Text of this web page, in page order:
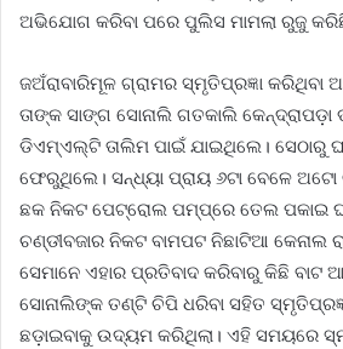
ଅଭିଯୋଗ କରିବା ପରେ ପୁଲିସ ମାମଲା ରୁଜୁ
ଜଅଁରାବାରିମୂଳ ଗ୍ରାମର ସ୍ମୃତିପ୍ରଜ୍ଞା କରିଥିବା
ତାଙ୍କ ସାଙ୍ଗ ସୋନାଲି ଗତକାଲି କେନ୍ଦ୍ରାପଡ଼ା
ଡିଏମ୍ଏଲ୍ଟି ତାଲିମ ପାଇଁ ଯାଇଥିଲେ। ସେଠାରୁ
ଫେରୁଥିଲେ। ସନ୍ଧ୍ୟା ପ୍ରାୟ ୬ଟା ବେଳେ
ଛକ ନିକଟ ପେଟ୍ରୋଲ ପମ୍ପ୍ରେ ତେଲ ପକାଇ
ଚଣ୍ଡୀବଜାର ନିକଟ ବାମପଟ ନିଛାଟିଆ କେନାଲ
ସେମାନେ ଏହାର ପ୍ରତିବାଦ କରିବାରୁ କିଛି ବାଟ
ସୋନାଲିଙ୍କ ତଣ୍ଟି ଚିପି ଧରିବା ସହିତ
ଛଡ଼ାଇବାକୁ ଉଦ୍ୟମ କରିଥିଲା। ଏହି ସମୟରେ